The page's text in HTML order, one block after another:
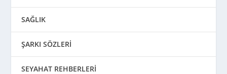
SAĞLIK
ŞARKI SÖZLERİ
SEYAHAT REHBERLERİ